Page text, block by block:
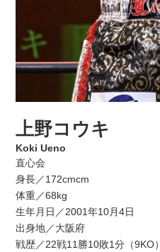
上野コウキ
Koki Ueno
直心会
身長／172cmcm
体重／68kg
生年月日／2001年10月4日
出身地／大阪府
戦歴／22戦11勝10敗1分（9KO）